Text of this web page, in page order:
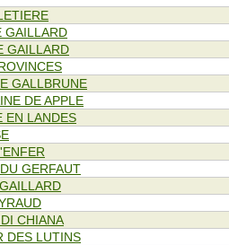
GAILLARD
GAILLARD
GALLBRUNE
DE APPLE
EN LANDES
GERFAUT
CHIANA
DES LUTINS